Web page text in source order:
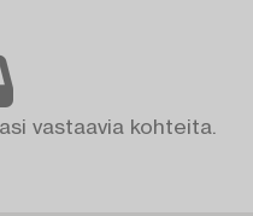
vastaavia kohteita.